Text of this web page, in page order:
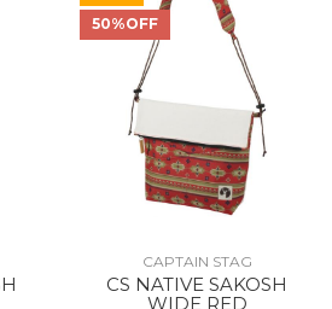
50%OFF
CAPTAIN STAG
CS NATIVE SAKOSH
WIDE RED